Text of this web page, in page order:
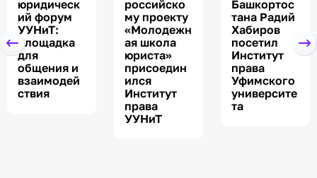
юридическ
ий форум
УУНиТ:
площадка
для
общения и
взаимодей
ствия
российско
му проекту
«Молодежн
ая школа
юриста»
присоедин
ился
Институт
права
УУНиТ
Башкортос
тана Радий
Хабиров
посетил
Институт
права
Уфимского
университе
та